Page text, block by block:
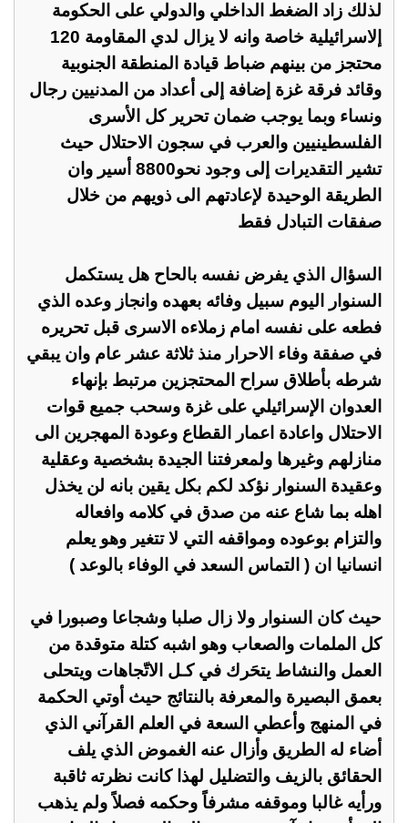
لذلك زاد الضغط الداخلي والدولي على الحكومة
إلاسرائيلية خاصة وانه لا يزال لدي المقاومة 120
محتجز من بينهم ضباط قيادة المنطقة الجنوبية
وقائد فرقة غزة إضافة إلى أعداد من المدنيين رجال
ونساء وبما يوجب ضمان تحرير كل الأسرى
الفلسطينيين والعرب في سجون الاحتلال حيث
تشير التقديرات إلى وجود نحو8800 أسير وان
الطريقة الوحيدة لإعادتهم الى ذويهم من خلال
صفقات التبادل فقط
السؤال الذي يفرض نفسه بالحاح هل يستكمل
السنوار اليوم سبيل وفائه بعهده وانجاز وعده الذي
فطعه على نفسه امام زملاءه الاسرى قبل تحريره
في صفقة وفاء الاحرار منذ ثلاثة عشر عام وان يبقي
شرطه بأطلاق سراح المحتجزين مرتبط بإنهاء
العدوان الإسرائيلي على غزة وسحب جميع قوات
الاحتلال واعادة اعمار القطاع وعودة المهجرين الى
منازلهم وغيرها ولمعرفتنا الجيدة بشخصية وعقلية
وعقيدة السنوار نؤكد لكم بكل يقين بانه لن يخذل
اهله بما شاع عنه من صدق في كلامه وافعاله
والتزام بوعوده ومواقفه التي لا تتغير وهو يعلم
انسانيا ان ( التماس السعد في الوفاء بالوعد )
حيث كان السنوار ولا زال صلبا وشجاعا وصبورا في
كل الملمات والصعاب وهو اشبه كتلة متوقدة من
العمل والنشاط يتحَرك في كـل الاتّجاهات ويتحلى
بعمق البصيرة والمعرفة بالنتائج حيث أوتي الحكمة
في المنهج وأعطي السعة في العلم القرآني الذي
أضاء له الطريق وأزال عنه الغموض الذي يلف
الحقائق بالزيف والتضليل لهذا كانت نظرته ثاقبة
ورأيه غالبا وموقفه مشرفاً وحكمه فصلاً ولم يذهب